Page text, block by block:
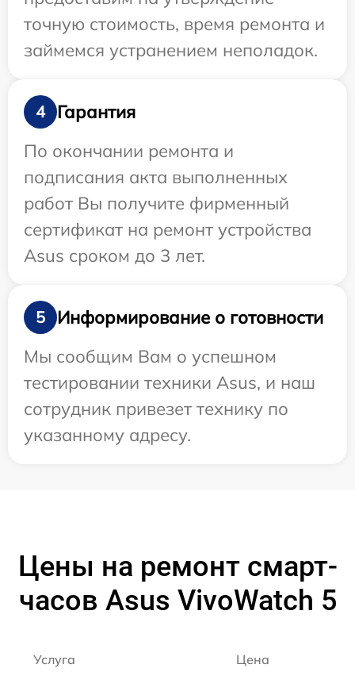
точную стоимость, время ремонта и
займемся устранением неполадок.
4
Гарантия
По окончании ремонта и
подписания акта выполненных
работ Вы получите фирменный
сертификат на ремонт устройства
Asus сроком до 3 лет.
5
Информирование о готовности
Мы сообщим Вам о успешном
тестировании техники Asus, и наш
сотрудник привезет технику по
указанному адресу.
Цены на ремонт смарт-
часов Asus VivoWatch 5
Услуга Цена